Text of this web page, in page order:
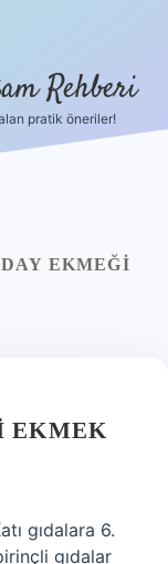
Rehberi
pratik öneriler!
EKMEĞI
EKMEK
gıdalara 6.
gıdalar